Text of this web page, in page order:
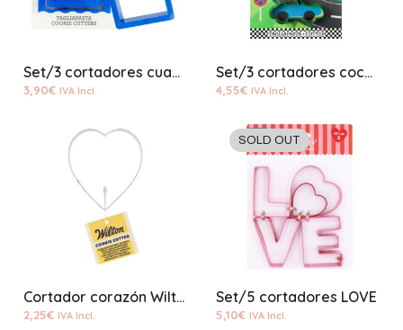
Set/3 cortadores cuadrados lisos
3,90€ IVA Incl.
Set/3 cortadores coche
4,55€ IVA Incl.
Cortador corazón Wilton
2,25€ IVA Incl.
SOLD OUT
Set/5 cortadores LOVE
5,10€ IVA Incl.